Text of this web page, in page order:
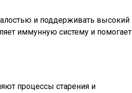
и поддерживать высокий
иммунную систему и помогает
процессы старения и